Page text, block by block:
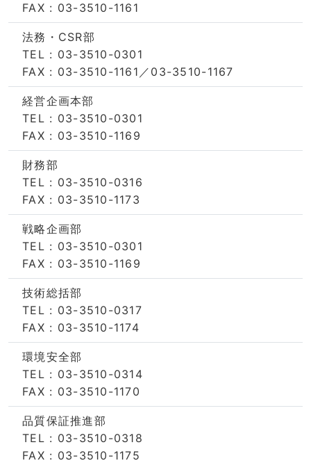
FAX : 03-3510-1161
法務・CSR部
TEL : 03-3510-0301
FAX : 03-3510-1161／03-3510-1167
経営企画本部
TEL : 03-3510-0301
FAX : 03-3510-1169
財務部
TEL : 03-3510-0316
FAX : 03-3510-1173
戦略企画部
TEL : 03-3510-0301
FAX : 03-3510-1169
技術総括部
TEL : 03-3510-0317
FAX : 03-3510-1174
環境安全部
TEL : 03-3510-0314
FAX : 03-3510-1170
品質保証推進部
TEL : 03-3510-0318
FAX : 03-3510-1175